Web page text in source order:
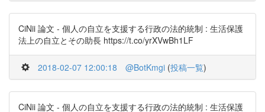
CiNii 論文 - 個人の自立を支援する行政の法的統制 : 生活保護
法上の自立とその助長 https://t.co/yrXVwBh1LF
2018-02-07 12:00:18 @BotKmgi (投稿一覧)
CiNii 論文 - 個人の自立を支援する行政の法的統制 : 生活保護